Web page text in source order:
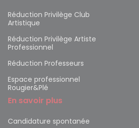
Réduction Privilège Club
Artistique
Réduction Privilège Artiste
Professionnel
Réduction Professeurs
Espace professionnel
Rougier&Plé
En savoir plus
Candidature spontanée